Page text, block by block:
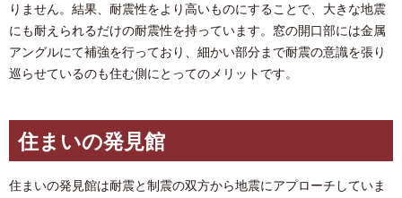
りません。結果、耐震性をより高いものにすることで、大きな地震
にも耐えられるだけの耐震性を持っています。窓の開口部には金属
アングルにて補強を行っており、細かい部分まで耐震の意識を張り
巡らせているのも住む側にとってのメリットです。
住まいの発見館
住まいの発見館は耐震と制震の双方から地震にアプローチしていま